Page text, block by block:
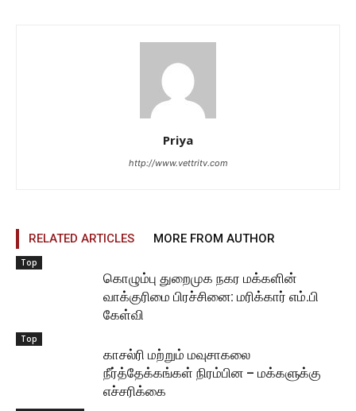
Priya
http://www.vettritv.com
RELATED ARTICLES MORE FROM AUTHOR
Top
கொழும்பு துறைமுக நகர மக்களின்
வாக்குரிமை பிரச்சினை: மரிக்கார் எம்.பி
கேள்வி
Top
காசல்ரி மற்றும் மவுசாகலை
நீர்த்தேக்கங்கள் நிரம்பின – மக்களுக்கு
எச்சரிக்கை